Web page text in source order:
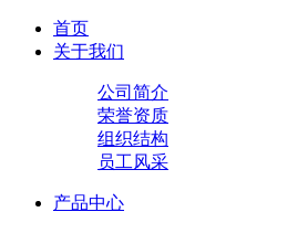
首页
关于我们
公司简介
荣誉资质
组织结构
员工风采
产品中心